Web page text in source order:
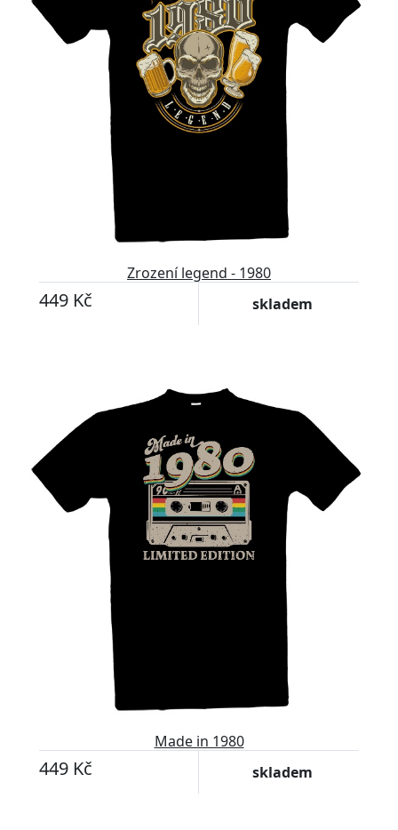
Zrození legend - 1980
449 Kč skladem
Made in 1980
449 Kč skladem